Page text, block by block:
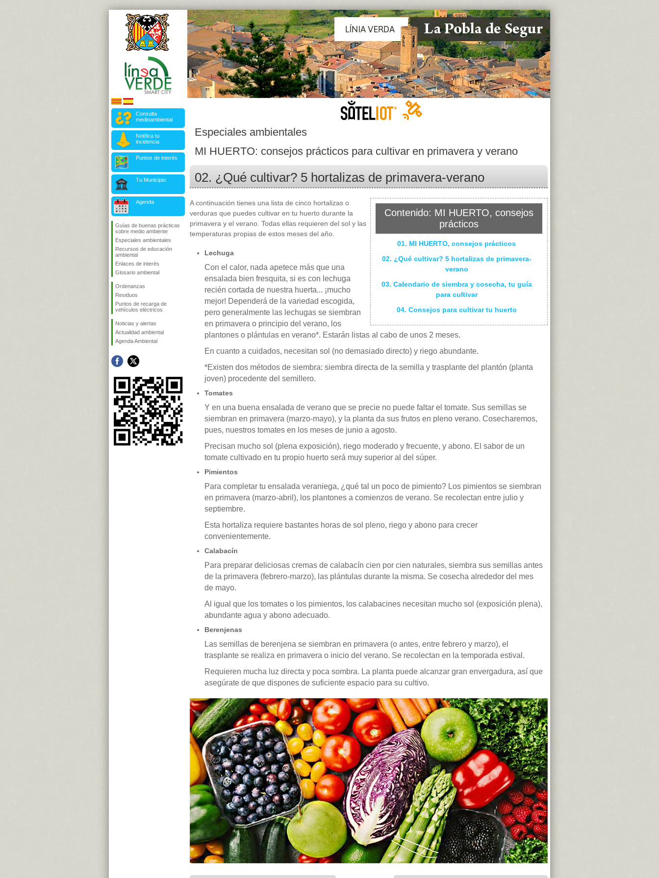
Consulta
medioambiental
Notifica tu
incidencia
Puntos de interés
Tu Municipio
Agenda
Guías de buenas prácticas
sobre medio ambiente
Especiales ambientales
Recursos de educación
ambiental
Enlaces de interés
Glosario ambiental
Ordenanzas
Residuos
Puntos de recarga de
vehículos eléctricos
Noticias y alertas
Actualidad ambiental
Agenda Ambiental
Especiales ambientales
MI HUERTO: consejos prácticos para cultivar en primavera y verano
02. ¿Qué cultivar? 5 hortalizas de primavera-verano
Contenido: MI HUERTO, consejos
prácticos
01. MI HUERTO, consejos prácticos
02. ¿Qué cultivar? 5 hortalizas de primavera-
verano
03. Calendario de siembra y cosecha, tu guía
para cultivar
04. Consejos para cultivar tu huerto
A continuación tienes una lista de cinco hortalizas o
verduras que puedes cultivar en tu huerto durante la
primavera y el verano. Todas ellas requieren del sol y las
temperaturas propias de estos meses del año.
Lechuga
Con el calor, nada apetece más que una
ensalada bien fresquita, si es con lechuga
recién cortada de nuestra huerta... ¡mucho
mejor! Dependerá de la variedad escogida,
pero generalmente las lechugas se siembran
en primavera o principio del verano, los
plantones o plántulas en verano*. Estarán listas al cabo de unos 2 meses.
En cuanto a cuidados, necesitan sol (no demasiado directo) y riego abundante.
*Existen dos métodos de siembra: siembra directa de la semilla y trasplante del plantón (planta
joven) procedente del semillero.
Tomates
Y en una buena ensalada de verano que se precie no puede faltar el tomate. Sus semillas se
siembran en primavera (marzo-mayo), y la planta da sus frutos en pleno verano. Cosecharemos,
pues, nuestros tomates en los meses de junio a agosto.
Precisan mucho sol (plena exposición), riego moderado y frecuente, y abono. El sabor de un
tomate cultivado en tu propio huerto será muy superior al del súper.
Pimientos
Para completar tu ensalada veraniega, ¿qué tal un poco de pimiento? Los pimientos se siembran
en primavera (marzo-abril), los plantones a comienzos de verano. Se recolectan entre julio y
septiembre.
Esta hortaliza requiere bastantes horas de sol pleno, riego y abono para crecer
convenientemente.
Calabacín
Para preparar deliciosas cremas de calabacín cien por cien naturales, siembra sus semillas antes
de la primavera (febrero-marzo), las plántulas durante la misma. Se cosecha alrededor del mes
de mayo.
Al igual que los tomates o los pimientos, los calabacines necesitan mucho sol (exposición plena),
abundante agua y abono adecuado.
Berenjenas
Las semillas de berenjena se siembran en primavera (o antes, entre febrero y marzo), el
trasplante se realiza en primavera o inicio del verano. Se recolectan en la temporada estival.
Requieren mucha luz directa y poca sombra. La planta puede alcanzar gran envergadura, así que
asegúrate de que dispones de suficiente espacio para su cultivo.